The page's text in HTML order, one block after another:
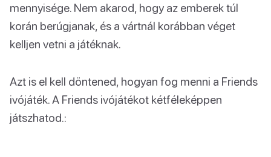
mennyisége. Nem akarod, hogy az emberek túl
korán berúgjanak, és a vártnál korábban véget
kelljen vetni a játéknak.
Azt is el kell döntened, hogyan fog menni a Friends
ivójáték. A Friends ivójátékot kétféleképpen
játszhatod.: